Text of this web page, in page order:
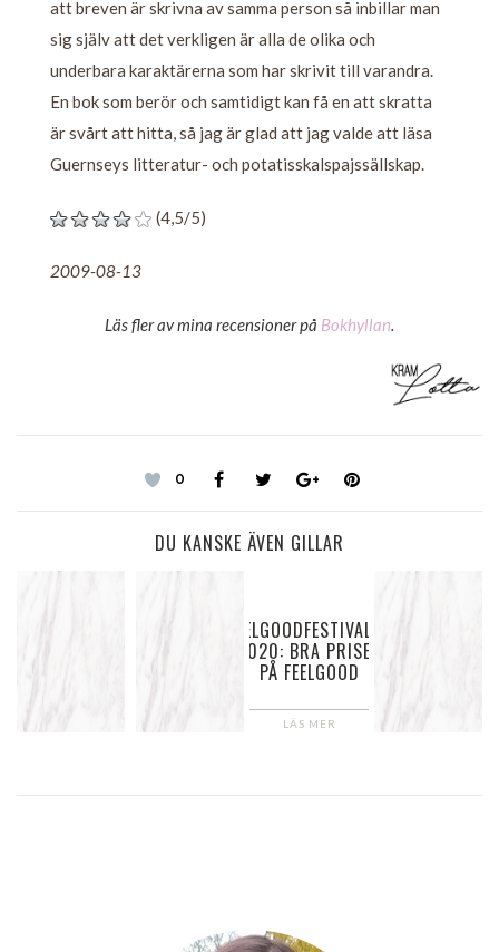
att breven är skrivna av samma person så inbillar man
sig själv att det verkligen är alla de olika och
underbara karaktärerna som har skrivit till varandra.
En bok som berör och samtidigt kan få en att skratta
är svårt att hitta, så jag är glad att jag valde att läsa
Guernseys litteratur- och potatisskalspajssällskap.
(4,5/5)
2009-08-13
Läs fler av mina recensioner på Bokhyllan
0
DU KANSKE ÄVEN GILLAR
FEELGOODFESTIVALEN
2020: BRA PRISER
PÅ FEELGOOD
LÄS MER